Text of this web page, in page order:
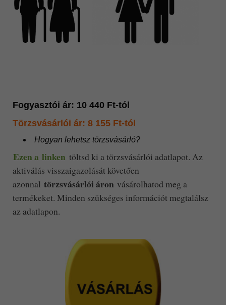
Fogyasztói ár: 10 440 Ft-tól
Törzsvásárlói ár: 8 155 Ft-tól
Hogyan lehetsz törzsvásárló?
Ezen a linken töltsd ki a törzsvásárlói adatlapot. Az
aktiválás visszaigazolását követően
azonnal törzsvásárlói áron vásárolhatod meg a
termékeket. Minden szükséges információt megtalálsz
az adatlapon.